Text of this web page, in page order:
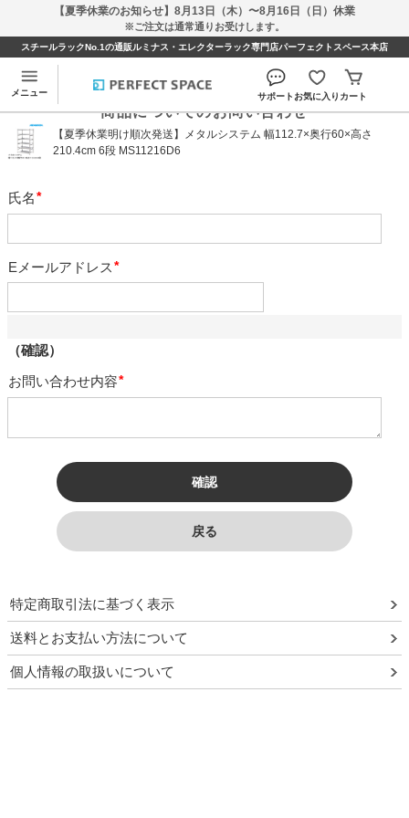
【夏季休業のお知らせ】8月13日（木）〜8月16日（日）休業
※ご注文は通常通りお受けします。
スチールラックNo.1の通販ルミナス・エレクターラック専門店パーフェクトスペース本店
メニュー サポートお気に入り カート
商品についてのお問い合わせ
【夏季休業明け順次発送】メタルシステム 幅112.7×奥行60×高さ
210.4cm 6段 MS11216D6
氏名
Eメールアドレス
（確認）
お問い合わせ内容
特定商取引法に基づく表示
送料とお支払い方法について
個人情報の取扱いについて